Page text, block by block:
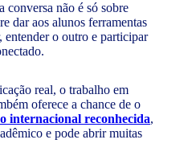
conversa não é só sobre
dar aos alunos ferramentas
entender o outro e participar
real, o trabalho em
oferece a chance de o
internacional reconhecida,
e pode abrir muitas